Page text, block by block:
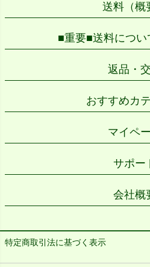
送料（概
■重要■送料につい
返品・
おすすめカ
マイペ
サポー
会社概
特定商取引法に基づく表示